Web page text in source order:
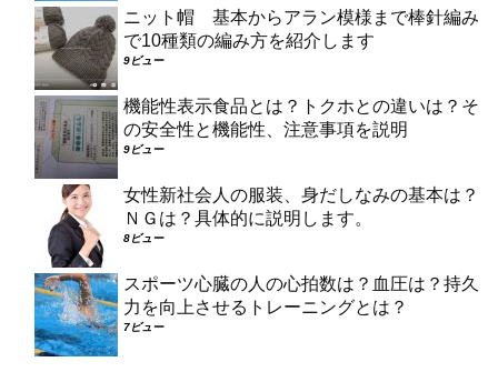
ニット帽 基本からアラン模様まで棒針編み
で10種類の編み方を紹介します
9ビュー
機能性表示食品とは？トクホとの違いは？そ
の安全性と機能性、注意事項を説明
9ビュー
女性新社会人の服装、身だしなみの基本は？
ＮＧは？具体的に説明します。
8ビュー
スポーツ心臓の人の心拍数は？血圧は？持久
力を向上させるトレーニングとは？
7ビュー